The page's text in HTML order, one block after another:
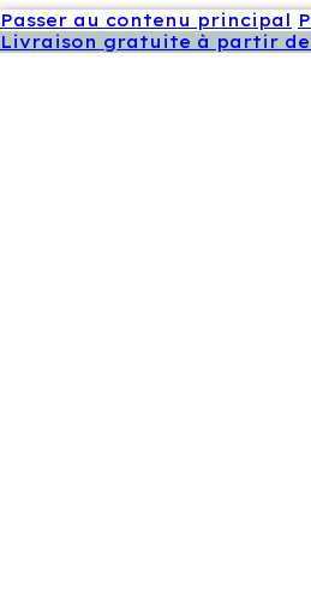
Passer au contenu principal
Livraison gratuite à partir de